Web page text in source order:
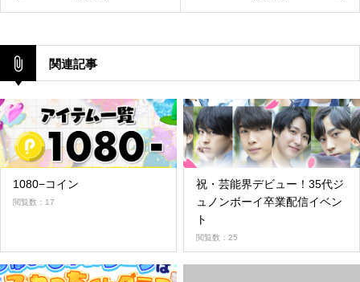
関連記事
1080−コイン
閲覧数：17
祝・芸能界デビュー！35代ジ
ュノンボーイ卒業配信イベン
ト
閲覧数：25